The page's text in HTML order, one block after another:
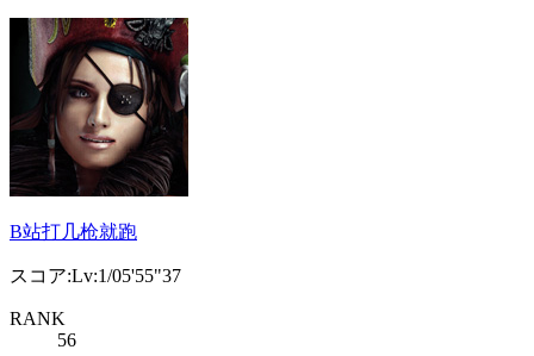
B站打几枪就跑
スコア:Lv:1/05'55"37
RANK
56